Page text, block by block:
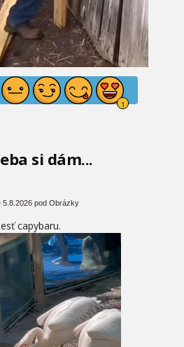
si dám...
5.8.2026 pod Obrázky
capybaru.